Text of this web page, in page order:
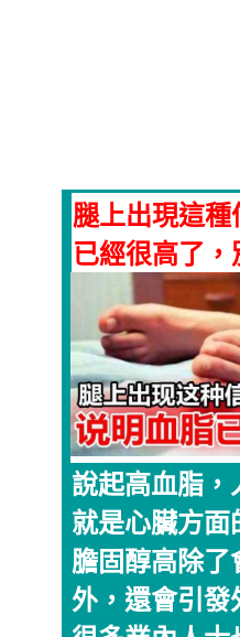
腿上出現這
已經很高了，
說起高血脂，
就是心臟方面
膽固醇高除了
外，還會引發